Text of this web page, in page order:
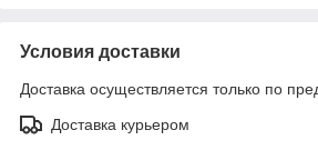
Условия доставки
Доставка осуществляется только по
Доставка курьером